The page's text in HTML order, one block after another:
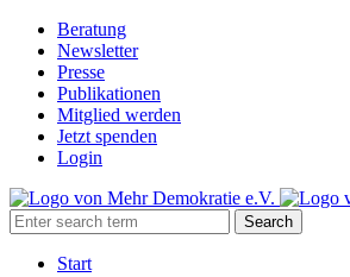
Beratung
Newsletter
Presse
Publikationen
Mitglied werden
Jetzt spenden
Login
Search
Start